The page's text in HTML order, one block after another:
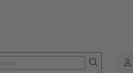
Accessori